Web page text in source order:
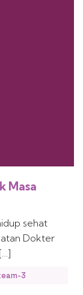
Masa
sehat
Dokter
3